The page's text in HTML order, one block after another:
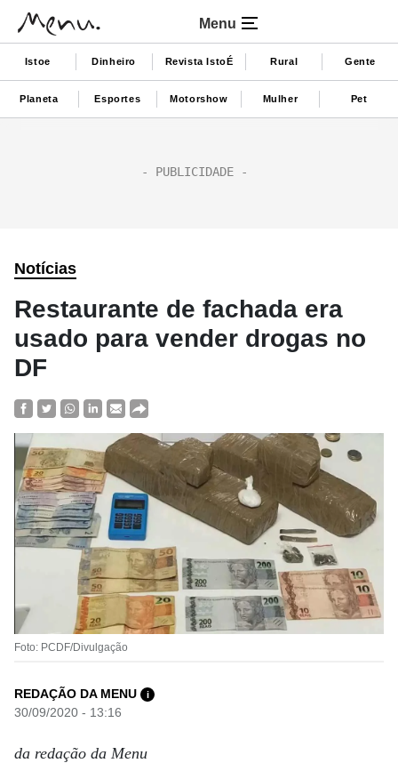
Menu
Istoe Dinheiro Revista IstoÉ Rural Gente
Planeta Esportes Motorshow Mulher Pet
Notícias
Restaurante de fachada era
usado para vender drogas no
DF
Foto: PCDF/Divulgação
REDAÇÃO DA MENU i
30/09/2020 - 13:16
da redação da Menu